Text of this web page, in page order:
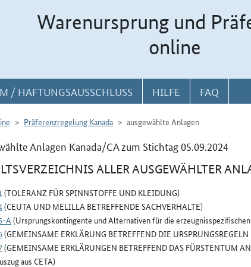
Warenursprung und
online
/ HAFTUNGSAUSSCHLUSS HILFE FAQ
Präferenzregelung Kanada ausgewählte Anlagen
Anlagen Kanada/CA zum Stichtag 05.09.2024
ALLER AUSGEWÄHLTER
(TOLERANZ FÜR SPINNSTOFFE UND KLEIDUNG)
(CEUTA UND MELILLA BETREFFENDE SACHVERHALTE)
A(Ursprungskontingente und Alternativen für die
(GEMEINSAME ERKLÄRUNG BETREFFEND DIE
(GEMEINSAME ERKLÄRUNGEN BETREFFEND DAS FÜRSTENTUM
aus CETA)